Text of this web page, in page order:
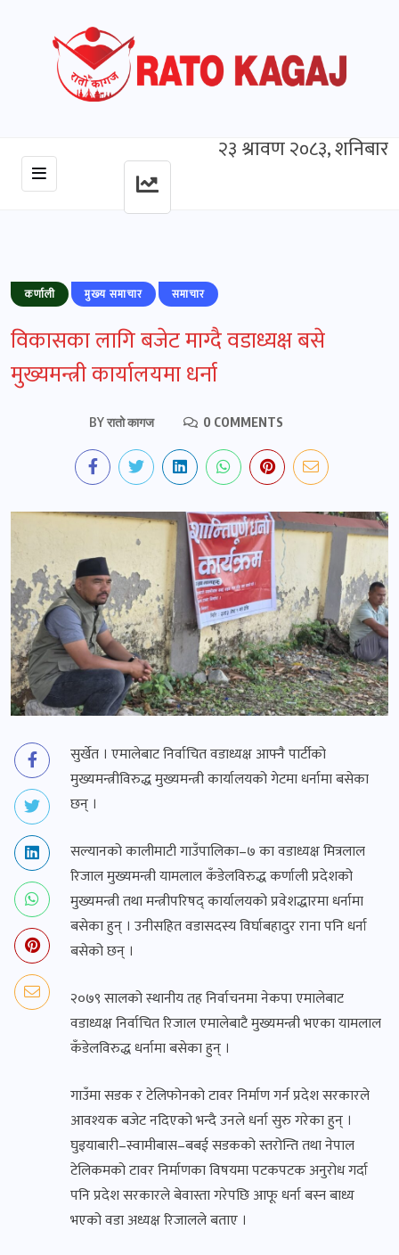
२३ श्रावण २०८३, शनिबार
कर्णाली मुख्‍य समाचार समाचार
विकासका लागि बजेट माग्दै वडाध्यक्ष बसे
मुख्यमन्त्री कार्यालयमा धर्ना
BYरातो कागज 0 COMMENTS
सुर्खेत । एमालेबाट निर्वाचित वडाध्यक्ष आफ्नै पार्टीको
मुख्यमन्त्रीविरुद्ध मुख्यमन्त्री कार्यालयको गेटमा धर्नामा बसेका
छन् ।
सल्यानको कालीमाटी गाउँपालिका–७ का वडाध्यक्ष मित्रलाल
रिजाल मुख्यमन्त्री यामलाल कँडेलविरुद्ध कर्णाली प्रदेशको
मुख्यमन्त्री तथा मन्त्रीपरिषद् कार्यालयको प्रवेशद्धारमा धर्नामा
बसेका हुन् । उनीसहित वडासदस्य विर्घाबहादुर राना पनि धर्ना
बसेको छन् ।
२०७९ सालको स्थानीय तह निर्वाचनमा नेकपा एमालेबाट
वडाध्यक्ष निर्वाचित रिजाल एमालेबाटै मुख्यमन्त्री भएका यामलाल
कँडेलविरुद्ध धर्नामा बसेका हुन् ।
गाउँमा सडक र टेलिफोनको टावर निर्माण गर्न प्रदेश सरकारले
आवश्यक बजेट नदिएको भन्दै उनले धर्ना सुरु गरेका हुन् ।
घुइयाबारी–स्वामीबास–बबई सडकको स्तरोन्ति तथा नेपाल
टेलिकमको टावर निर्माणका विषयमा पटकपटक अनुरोध गर्दा
पनि प्रदेश सरकारले बेवास्ता गरेपछि आफू धर्ना बस्न बाध्य
भएको वडा अध्यक्ष रिजालले बताए ।